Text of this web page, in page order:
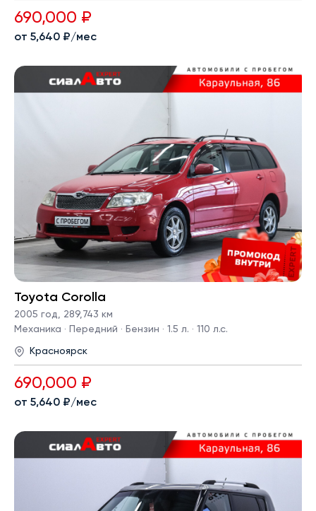
690,000 ₽
от 5,640 ₽/мес
Toyota Corolla
2005 год, 289,743 км
Механика · Передний · Бензин · 1.5 л. · 110 л.с.
Красноярск
690,000 ₽
от 5,640 ₽/мес